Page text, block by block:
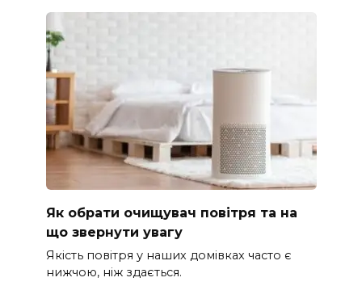
Як обрати очищувач повітря та на
що звернути увагу
Якість повітря у наших домівках часто є
нижчою, ніж здається.